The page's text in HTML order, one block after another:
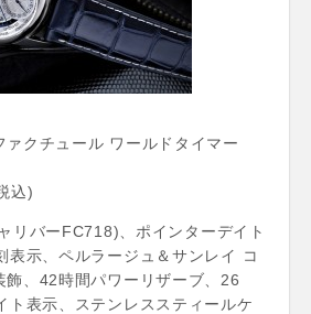
ァクチュール ワールドタイマー
込)
リバーFC718)、ポインターデイト
表示、ペルラージュ＆サンレイ コ
飾、42時間パワーリザーブ、26
ト表示、ステンレススティールケ